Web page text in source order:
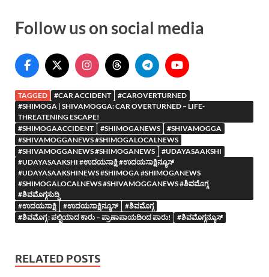
Follow us on social media
TAGGED #CAR ACCIDENT
#CAROVERTURNED
#SHIMOGA | SHIVAMOGGA: CAR OVERTURNED – LIFE-
THREATENING ESCAPE!
#SHIMOGAACCIDENT
#SHIMOGANEWS
#SHIVAMOGGA
#SHIVAMOGGANEWS #SHIMOGALOCALNEWS
#SHIVAMOGGANEWS #SHIMOGANEWS
#UDAYASAAKSHI
#UDAYASAAKSHI #ಉದಯಸಾಕ್ಷಿ #ಉದಯಸಾಕ್ಷಿನ್ಯೂಸ್
#UDAYASAAKSHINEWS #SHIMOGA #SHIMOGANEWS
#SHIMOGALOCALNEWS #SHIVAMOGGANEWS #ಶಿವಮೊಗ್ಗ
#ಶಿವಮೊಗ್ಗಸುದ್ದಿ
#ಉದಯಸಾಕ್ಷಿ
#ಉದಯಸಾಕ್ಷಿನ್ಯೂಸ್
#ಶಿವಮೊಗ್ಗ
#ಶಿವಮೊಗ್ಗ : ಪಲ್ಟಿಯಾದ ಕಾರು – ಪ್ರಾಣಾಪಾಯದಿಂದ ಪಾರು!
#ಶಿವಮೊಗ್ಗನ್ಯೂಸ್
RELATED POSTS